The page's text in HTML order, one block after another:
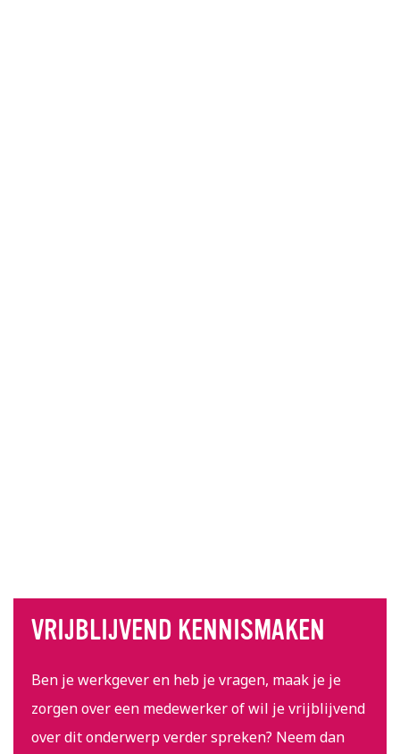
VRIJBLIJVEND KENNISMAKEN
Ben je werkgever en heb je vragen, maak je je
zorgen over een medewerker of wil je vrijblijvend
over dit onderwerp verder spreken? Neem dan